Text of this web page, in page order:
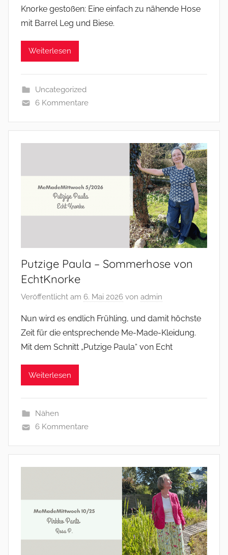
Knorke gestoßen: Eine einfach zu nähende Hose
mit Barrel Leg und Biese.
Weiterlesen
Uncategorized
6 Kommentare
Putzige Paula – Sommerhose von
EchtKnorke
Veröffentlicht am 6. Mai 2026 von admin
Nun wird es endlich Frühling, und damit höchste
Zeit für die entsprechende Me-Made-Kleidung.
Mit dem Schnitt „Putzige Paula“ von Echt
Weiterlesen
Nähen
6 Kommentare